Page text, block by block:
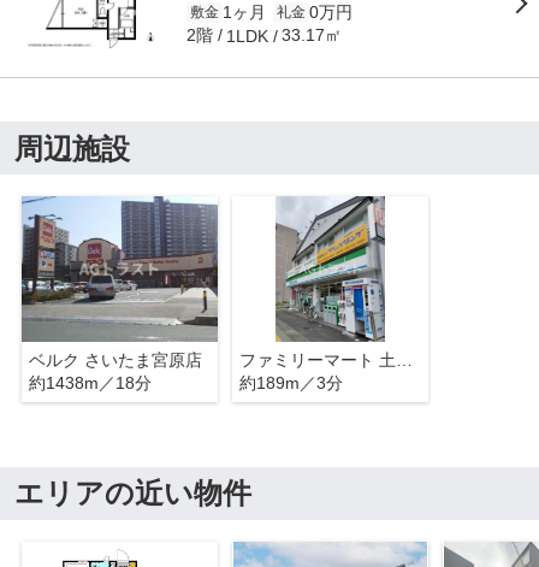
敷金 1ヶ月 礼金 0万円
2階 1LDK 33.17㎡
周辺施設
ベルク さいたま宮原店
約1438m／18分
約189m／3分
エリアの近い物件